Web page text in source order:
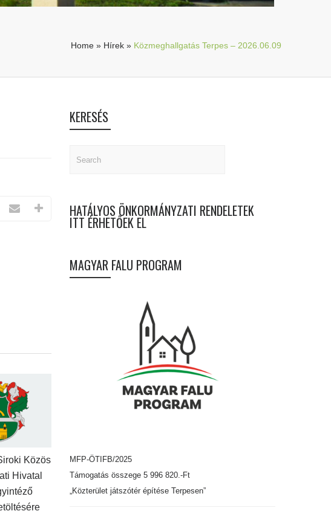
Home » Hírek » Közmeghallgatás Terpes – 2026.06.09
Közös
Hivatal
KERESÉS
HATÁLYOS ÖNKORMÁNYZATI RENDELETEK
ITT ÉRHETŐEK EL
MAGYAR FALU PROGRAM
MFP-ÖTIFB/2025
Támogatás összege 5 996 820.-Ft
„Közterület játszótér építése Terpesen”